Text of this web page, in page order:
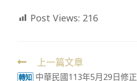
Post Views: 216
Read上一篇文章
轉知 中華民國113年5月29日修